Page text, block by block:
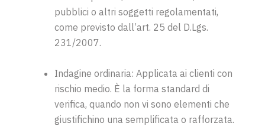
pubblici o altri soggetti regolamentati,
come previsto dall’art. 25 del D.Lgs.
231/2007.
Indagine ordinaria: Applicata ai clienti con
rischio medio. È la forma standard di
verifica, quando non vi sono elementi che
giustifichino una semplificata o rafforzata.